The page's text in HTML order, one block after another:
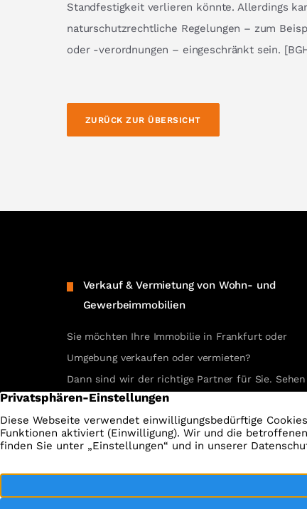
Standfestigkeit verlieren könnte. Allerdings
naturschutzrechtliche Regelungen – zum
oder -verordnungen – eingeschränkt sein.
ZURÜCK ZUR ÜBERSICHT
Verkauf & Vermietung von Wohn- und
Gewerbeimmobilien
Sie möchten Ihre Immobilie in Frankfurt oder
Umgebung verkaufen oder vermieten?
Dann sind wir der richtige Partner für Sie. Sehen
selbst unsere erfolgreichen Referenzen.
REFERENZEN ANSEHEN